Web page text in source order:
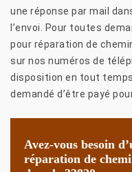
une réponse par mail
l’envoi. Pour toutes
pour réparation de
sur nos numéros de
disposition en tout
demandé d’être payé
Avez-vous besoin
réparation de